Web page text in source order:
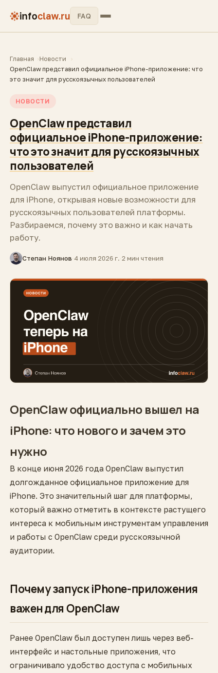
infoclaw.ru FAQ
Главная
Новости
OpenClaw представил официальное iPhone-приложение: что
это значит для русскоязычных пользователей
НОВОСТИ
OpenClaw представил
официальное iPhone-приложение:
что это значит для русскоязычных
пользователей
OpenClaw выпустил официальное приложение
для iPhone, открывая новые возможности для
русскоязычных пользователей платформы.
Разбираемся, почему это важно и как начать
работу.
Степан Ноянов·4 июля 2026 г.·2 мин чтения
OpenClaw официально вышел на
iPhone: что нового и зачем это
нужно
В конце июня 2026 года OpenClaw выпустил
долгожданное официальное приложение для
iPhone. Это значительный шаг для платформы,
который важно отметить в контексте растущего
интереса к мобильным инструментам управления
и работы с OpenClaw среди русскоязычной
аудитории.
Почему запуск iPhone-приложения
важен для OpenClaw
Ранее OpenClaw был доступен лишь через веб-
интерфейс и настольные приложения, что
ограничивало удобство доступа с мобильных